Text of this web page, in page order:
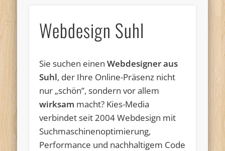
Webdesign Suhl
Sie suchen einenWebdesigner aus
Suhl, der Ihre Online-Präsenz nicht
nur „schön”, sondern vor allem
wirksam macht? Kies-Media
verbindet seit 2004 Webdesign mit
Suchmaschinenoptimierung,
Performance und nachhaltigem Code